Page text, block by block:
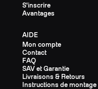
S'inscrire
Avantages
AIDE
Mon compte
Contact
FAQ
SAV et Garantie
Livraisons & Retours
Instructions de montage